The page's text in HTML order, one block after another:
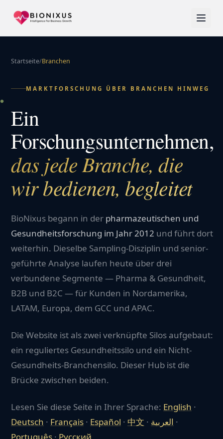
Startseite/Branchen
MARKTFORSCHUNG ÜBER BRANCHEN HINWEG
Ein
Forschungsunternehmen,
das jede Branche, die
wir bedienen, begleitet
BioNixus begann in der pharmazeutischen und
Gesundheitsforschung im Jahr 2012 und führt dort
weiterhin. Dieselbe Sampling-Disziplin und senior-
geführte Analyse laufen heute über drei
verbundene Segmente — Pharma & Gesundheit,
B2B und B2C — für Kunden in Nordamerika,
LATAM, Europa, dem GCC und APAC.
Die Website ist als zwei verknüpfte Silos aufgebaut:
ein reguliertes Gesundheitssilo und ein Nicht-
Gesundheits-Branchensilo. Dieser Hub ist die
Brücke zwischen beiden.
Lesen Sie diese Seite in Ihrer Sprache: English ·
Deutsch · Français · Español · 中文 · العربية ·